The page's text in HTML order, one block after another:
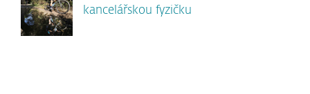
kancelářskou fyzičku